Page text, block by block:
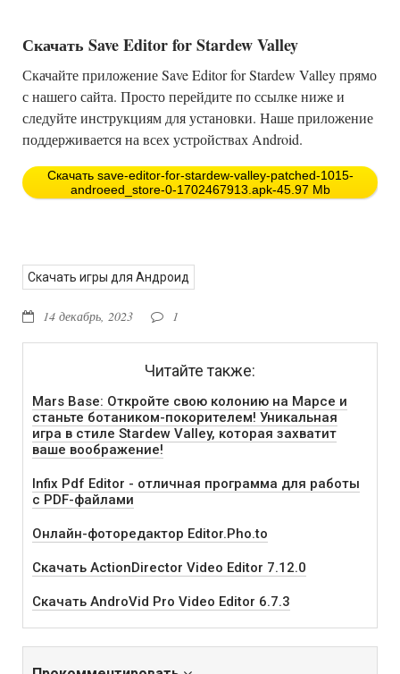
Скачать Save Editor for Stardew Valley
Скачайте приложение Save Editor for Stardew Valley прямо
с нашего сайта. Просто перейдите по ссылке ниже и
следуйте инструкциям для установки. Наше приложение
поддерживается на всех устройствах Android.
Скачать save-editor-for-stardew-valley-patched-1015-
androeed_store-0-1702467913.apk-45.97 Mb
Скачать игры для Андроид
14 декабрь, 2023 1
Читайте также:
Mars Base: Откройте свою колонию на Марсе и
станьте ботаником-покорителем! Уникальная
игра в стиле Stardew Valley, которая захватит
ваше воображение!
Infix Pdf Editor - отличная программа для работы
с PDF-файлами
Онлайн-фоторедактор Editor.Pho.to
Скачать ActionDirector Video Editor 7.12.0
Скачать AndroVid Pro Video Editor 6.7.3